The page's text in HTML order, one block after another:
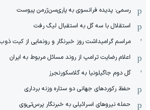
رسمی: پدیده فرانسوی به پاری‌سن‌ژرمن پیوست
استقلال با سه گل به استقبال لیگ رفت
مراسم گرامیداشت روز خبرنگار و رونمایی از کیت
اعلام رضایت ترامپ از روند مسائل مربوط به ایران
گل دوم جاگیلونیا به گلاسکورنجرز
حفظ رکوردهای جهانی دو ستاره وزنه برداری
حمله نیروهای اسرائیلی به خبرنگار پرس‌تی‌وی